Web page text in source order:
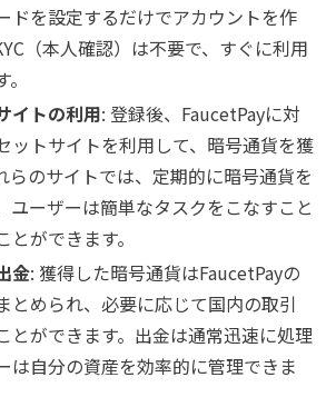
ドを設定するだけでアカウントを作
（本人確認）は不要で、すぐに利用
イトの利用: 登録後、FaucetPayに対
ットサイトを利用して、暗号通貨を獲
らのサイトでは、定期的に暗号通貨を
ユーザーは簡単なタスクをこなすこと
ができます。
金: 獲得した暗号通貨はFaucetPayの
とめられ、必要に応じて国内の取引
とができます。出金は通常迅速に処理
は自分の資産を効率的に管理できま